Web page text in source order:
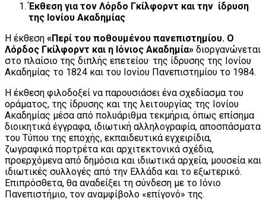
Έκθεση για τον Λόρδο Γκίλφορντ και την ίδρυση
της Ιονίου Ακαδημίας
Η έκθεση «Περί του ποθουμένου πανεπιστημίου. Ο
Λόρδος Γκίλφορντ και η Ιόνιος Ακαδημία» διοργανώνεται
στο πλαίσιο της διπλής επετείου· της ίδρυσης της Ιονίου
Ακαδημίας το 1824 και του Ιονίου Πανεπιστημίου το 1984.
Η έκθεση φιλοδοξεί να παρουσιάσει ένα σχεδίασμα του
οράματος, της ίδρυσης και της λειτουργίας της Ιονίου
Ακαδημίας μέσα από πολυάριθμα τεκμήρια, όπως επίσημα
διοικητικά έγγραφα, ιδιωτική αλληλογραφία, αποσπάσματα
του Τύπου της εποχής, εκπαιδευτικά εγχειρίδια,
ζωγραφικά πορτρέτα και αρχιτεκτονικά σχέδια,
προερχόμενα από δημόσια και ιδιωτικά αρχεία, μουσεία και
ιδιωτικές συλλογές από την Ελλάδα και το εξωτερικό.
Επιπρόσθετα, θα αναδείξει τη σύνδεση με το Ιόνιο
Πανεπιστήμιο, τον αναμφίβολο «επίγονό» της.